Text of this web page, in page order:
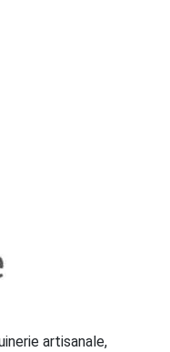
artisanale,